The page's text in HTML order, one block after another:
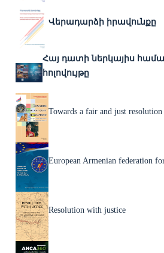
Վերադարձի իրավունքը
Հայ դատի ներկայիս
հոլովույթը
Towards a fair and just resolution
European Armenian federation
Resolution with justice